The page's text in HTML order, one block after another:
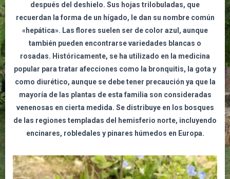
después del deshielo. Sus hojas trilobuladas, que
recuerdan la forma de un hígado, le dan su nombre común
«hepática». Las flores suelen ser de color azul, aunque
también pueden encontrarse variedades blancas o
rosadas. Históricamente, se ha utilizado en la medicina
popular para tratar afecciones como la bronquitis, la gota y
como diurético, aunque se debe tener precaución ya que la
mayoría de las plantas de esta familia son consideradas
venenosas en cierta medida. Se distribuye en los bosques
de las regiones templadas del hemisferio norte, incluyendo
encinares, robledales y pinares húmedos en Europa.